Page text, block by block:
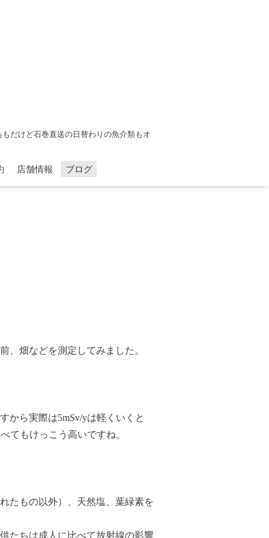
だけど石巻直送の日替わりの魚介類もオ
店舗情報 ブログ
、畑などを測定してみました。
から実際は5mSv/yは軽くいくと
てもけっこう高いですね。
たもの以外）、天然塩、葉緑素を
ちは成人に比べて放射線の影響